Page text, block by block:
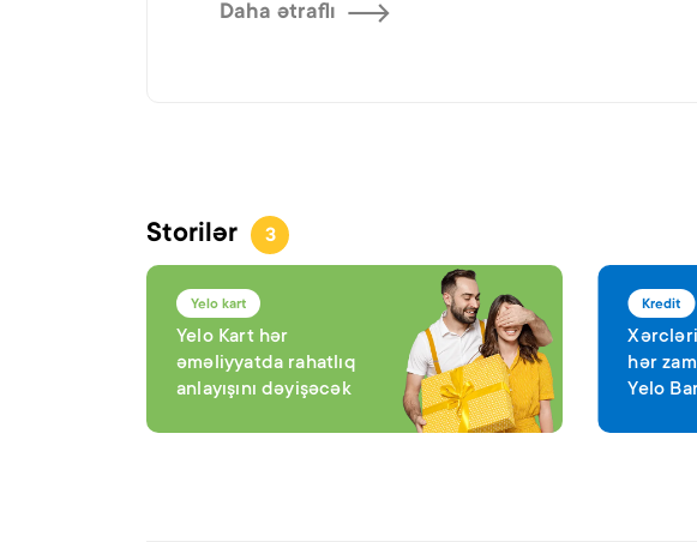
Daha ətraflı
Storilər 3
Yelo kart
Yelo Kart hər
əməliyyatda rahatlıq
anlayışını dəyişəcək
Kredit
hər
Yelo